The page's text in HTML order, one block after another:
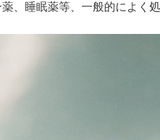
、睡眠薬等、一般的によく